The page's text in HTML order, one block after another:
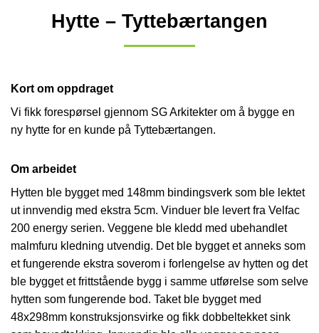
Hytte – Tyttebærtangen
Kort om oppdraget
Vi fikk forespørsel gjennom SG Arkitekter om å bygge en
ny hytte for en kunde på Tyttebærtangen.
Om arbeidet
Hytten ble bygget med 148mm bindingsverk som ble lektet
ut innvendig med ekstra 5cm. Vinduer ble levert fra Velfac
200 energy serien. Veggene ble kledd med ubehandlet
malmfuru kledning utvendig. Det ble bygget et anneks som
et fungerende ekstra soverom i forlengelse av hytten og det
ble bygget et frittstående bygg i samme utførelse som selve
hytten som fungerende bod. Taket ble bygget med
48x298mm konstruksjonsvirke og fikk dobbeltekket sink